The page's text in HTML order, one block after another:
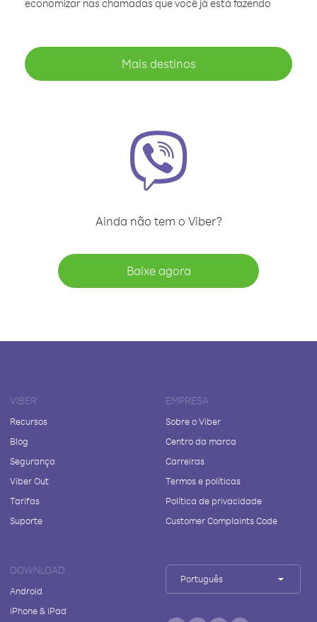
economizar nas chamadas que você já está fazendo
Mais destinos
Ainda não tem o Viber?
Baixe agora
VIBER
Recursos
Blog
Segurança
Viber Out
Tarifas
Suporte
EMPRESA
Sobre o Viber
Centro da marca
Carreiras
Termos e políticas
Política de privacidade
Customer Complaints Code
DOWNLOAD
Android
iPhone & iPad
Português